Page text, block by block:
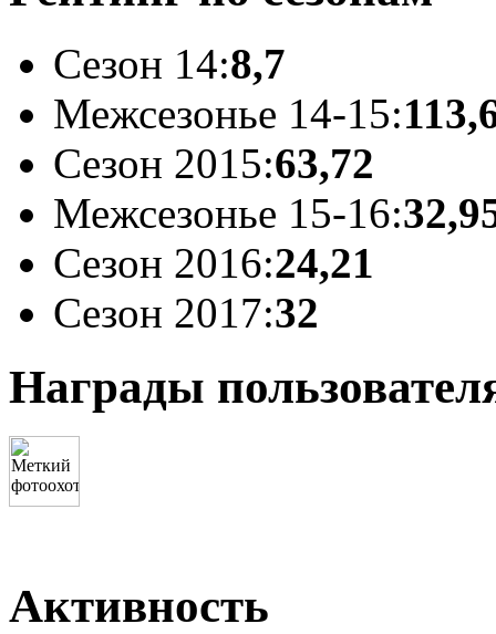
Сезон 14:8,7
Межсезонье 14-15:
Сезон 2015:63,72
Межсезонье 15-16:
Сезон 2016:24,21
Сезон 2017:32
Награды
Активность